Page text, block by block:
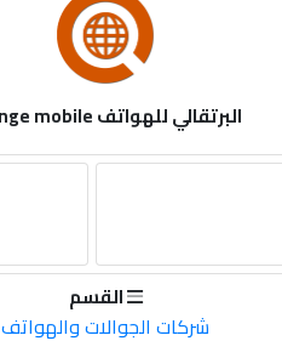
البرتقالي للهواتف orange mobile
القسم
شركات الجوالات والهواتف